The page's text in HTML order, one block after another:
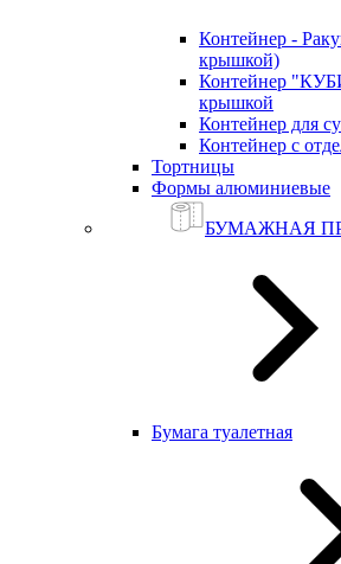
Контейнер -
крышкой)
Контейнер
крышкой
Контейнер для
Контейнер с
Тортницы
Формы алюминиевые
БУМАЖНАЯ
Бумага туалетная